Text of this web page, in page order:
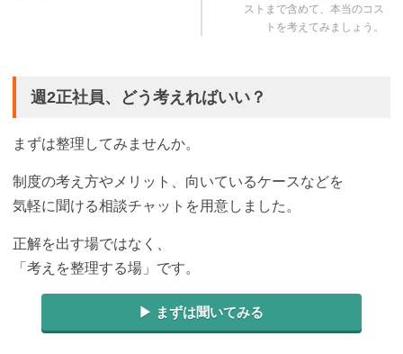
ストまで含めて、本当のコス
トを考えてみましょう。
週2正社員、どう考えればいい？
まずは整理してみませんか。
制度の考え方やメリット、向いているケースなどを
気軽に聞ける相談チャットを用意しました。
正解を出す場ではなく、
「考えを整理する場」です。
▶︎ まずは聞いてみる